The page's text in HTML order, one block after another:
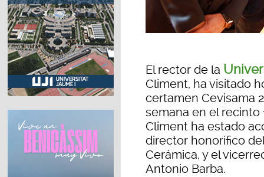
El rector de la
Climent, ha visitado
certamen Cevisama
semana en el recinto
Climent ha estado
director honorífico
Cerámica, y el
Antonio Barba.